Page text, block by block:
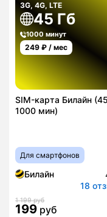
3G, 4G, LTE
45 Гб
1000 минут
249 ₽ / мес
SIM-карта Билайн
1000 мин)
Для смартфонов
Билайн
18
1 199 руб
199 руб